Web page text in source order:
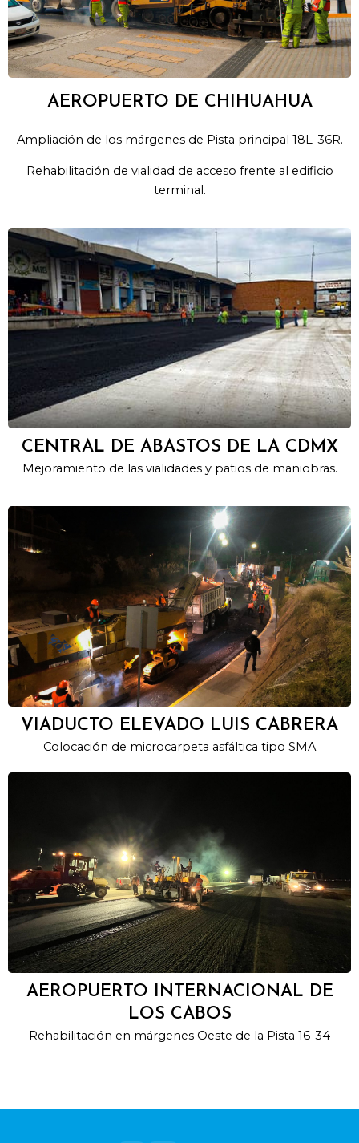
AEROPUERTO DE CHIHUAHUA
Ampliación de los márgenes de Pista principal 18L-36R.
Rehabilitación de vialidad de acceso frente al edificio
terminal.
CENTRAL DE ABASTOS DE LA CDMX
Mejoramiento de las vialidades y patios de maniobras.
VIADUCTO ELEVADO LUIS CABRERA
Colocación de microcarpeta asfáltica tipo SMA
AEROPUERTO INTERNACIONAL DE
LOS CABOS
Rehabilitación en márgenes Oeste de la Pista 16-34